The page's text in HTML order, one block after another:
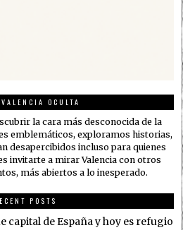
OCULTA
la cara más desconocida de la
emblemáticos, exploramos historias,
desapercibidos incluso para quienes
invitarte a mirar Valencia con otros
más abiertos a lo inesperado.
POSTS
capital de España y hoy es refugio